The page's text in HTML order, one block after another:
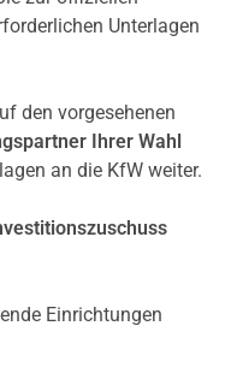
Unterlagen
den vorgesehenen
Ihrer Wahl
an die KfW weiter.
Einrichtungen